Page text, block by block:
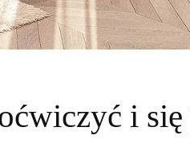
i się